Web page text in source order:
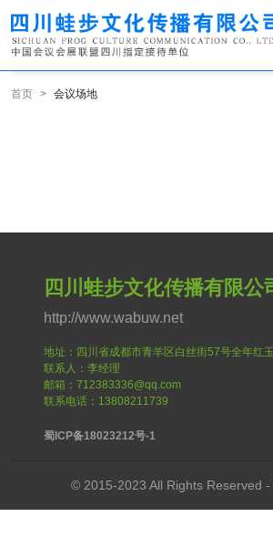
首页 会议场地
四川蛙步文化传播有限公
http://www.wabuw.net
地址：四川省成都市青羊区白丝街57号全年红
联系人：李经理
邮箱：712383336@qq.com
联系电话：13808211739
蜀ICP备18023212号-1
© 2015-2023 All Rights Reserved -